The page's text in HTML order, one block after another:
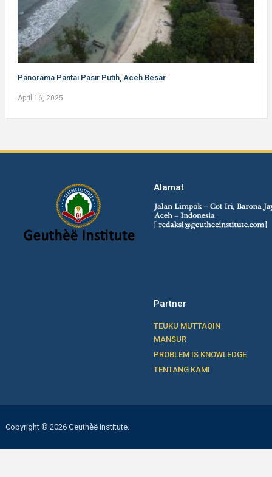
Panorama Pantai Pasir Putih, Aceh Besar
April 16, 2025
Alamat
Partner
TEUKU MUTTAQIN
MANSUR
PROBLEM IS KNOWLEDGE
TENTANG KAMI
Copyright © 2026 Geuthèë Institute.